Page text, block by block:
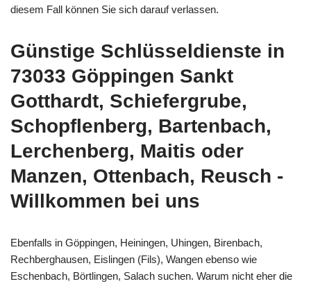
diesem Fall können Sie sich darauf verlassen.
Günstige Schlüsseldienste in
73033 Göppingen Sankt
Gotthardt, Schiefergrube,
Schopflenberg, Bartenbach,
Lerchenberg, Maitis oder
Manzen, Ottenbach, Reusch -
Willkommen bei uns
Ebenfalls in Göppingen, Heiningen, Uhingen, Birenbach,
Rechberghausen, Eislingen (Fils), Wangen ebenso wie
Eschenbach, Börtlingen, Salach suchen. Warum nicht eher die